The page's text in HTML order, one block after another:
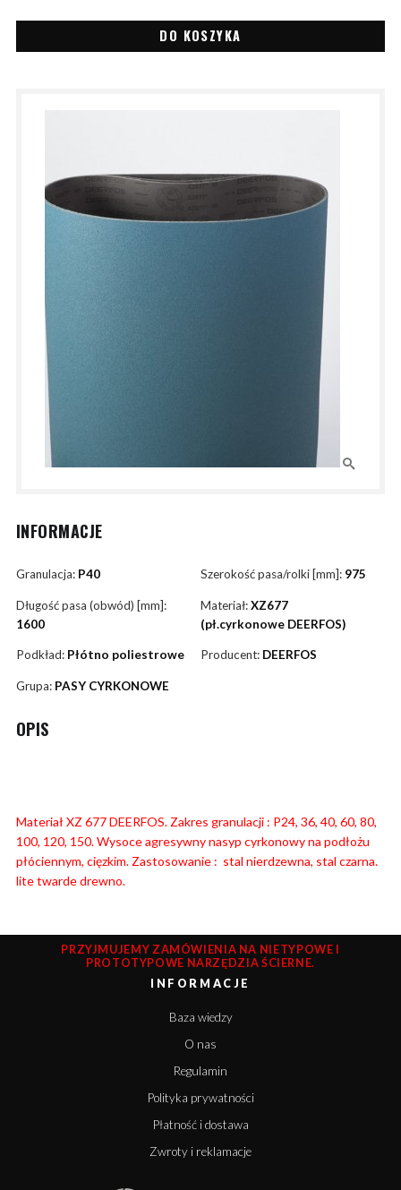
DO KOSZYKA
INFORMACJE
Granulacja: P40 Szerokość pasa/rolki [mm]: 975
Długość pasa (obwód) [mm]:
1600
Materiał:XZ677
(pł.cyrkonowe DEERFOS)
Podkład: Płótno poliestrowe Producent: DEERFOS
Grupa: PASY CYRKONOWE
OPIS
Materiał XZ 677 DEERFOS. Zakres granulacji : P24, 36, 40, 60, 80,
100, 120, 150. Wysoce agresywny nasyp cyrkonowy na podłożu
płóciennym, cięzkim. Zastosowanie : stal nierdzewna, stal czarna.
lite twarde drewno.
PRZYJMUJEMY ZAMÓWIENIA NA NIETYPOWE I
PROTOTYPOWE NARZĘDZIA ŚCIERNE.
INFORMACJE
Baza wiedzy
O nas
Regulamin
Polityka prywatności
Płatność i dostawa
Zwroty i reklamacje